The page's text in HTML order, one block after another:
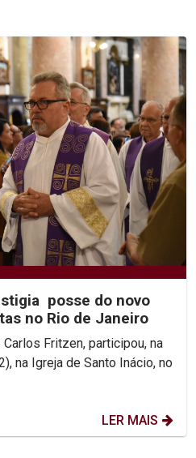
posse do novo
no Rio de Janeiro
Fritzen, participou, na
na Igreja de Santo Inácio, no
LER MAIS